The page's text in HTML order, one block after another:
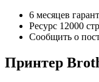
6 месяцев
Ресурс 12000
Сообщить о
Принтер